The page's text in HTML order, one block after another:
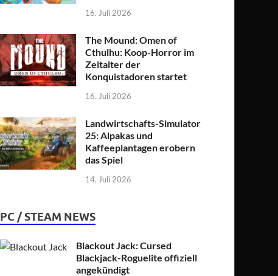
16. Juli 2026
The Mound: Omen of
Cthulhu: Koop-Horror im
Zeitalter der
Konquistadoren startet
16. Juli 2026
Landwirtschafts-Simulator
25: Alpakas und
Kaffeeplantagen erobern
das Spiel
14. Juli 2026
PC / STEAM NEWS
Blackout Jack: Cursed
Blackjack-Roguelite offiziell
angekündigt